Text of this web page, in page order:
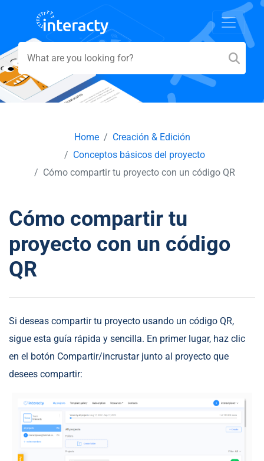
Home
Creación & Edición
Conceptos básicos del proyecto
Cómo compartir tu proyecto con un código QR
Cómo compartir tu
proyecto con un código
QR
Si deseas compartir tu proyecto usando un código QR,
sigue esta guía rápida y sencilla. En primer lugar, haz clic
en el botón Compartir/incrustar junto al proyecto que
desees compartir: